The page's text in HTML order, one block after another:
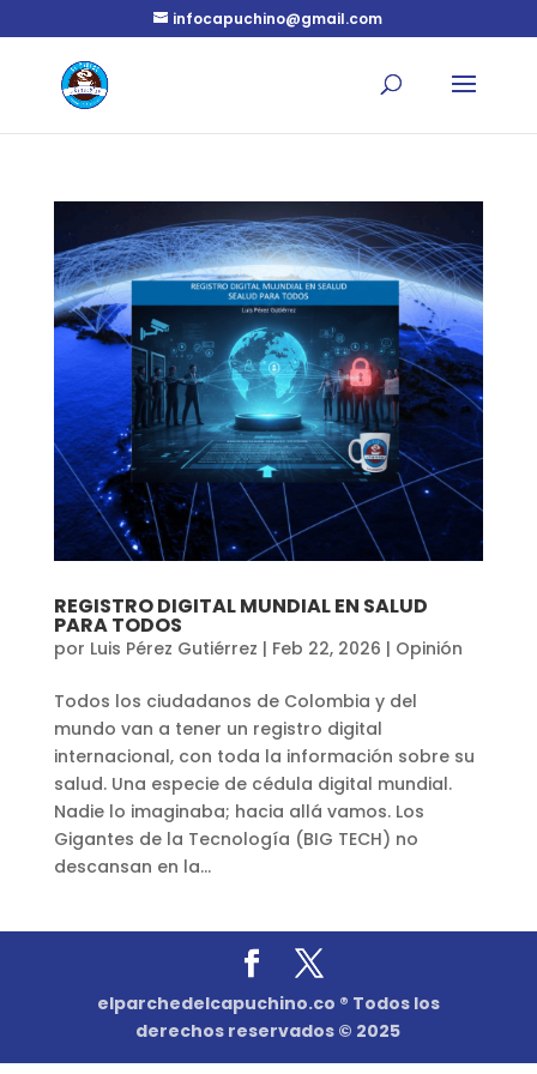
infocapuchino@gmail.com
REGISTRO DIGITAL MUNDIAL EN SALUD
PARA TODOS
por Luis Pérez Gutiérrez | Feb 22, 2026 | Opinión
Todos los ciudadanos de Colombia y del
mundo van a tener un registro digital
internacional, con toda la información sobre su
salud. Una especie de cédula digital mundial.
Nadie lo imaginaba; hacia allá vamos. Los
Gigantes de la Tecnología (BIG TECH) no
descansan en la...
elparchedelcapuchino.co ® Todos los
derechos reservados © 2025